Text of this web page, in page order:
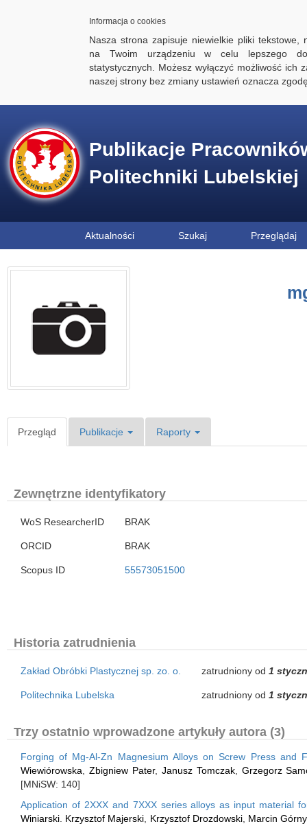
Informacja o cookies
Nasza strona zapisuje niewielkie pliki tekstowe,
na Twoim urządzeniu w celu lepszego
statystycznych. Możesz wyłączyć możliwość ich
naszej strony bez zmiany ustawień oznacza
Publikacje
Politechniki Lubelskiej
Aktualności Szukaj Przeglądaj
Przegląd Publikacje Raporty
Zewnętrzne identyfikatory
WoS ResearcherID BRAK
ORCID BRAK
Scopus ID 55573051500
Historia zatrudnienia
Zakład Obróbki Plastycznej sp. zo. o. zatrudniony od 1
Politechnika Lubelska zatrudniony od 1
Trzy ostatnio wprowadzone artykuły autora (3)
Forging of Mg-Al-Zn Magnesium Alloys on Screw Press and
Wiewiórowska
Zbigniew Pater, Janusz Tomczak, Grzegorz
[MNiSW: 140]
Application of 2XXX and 7XXX series alloys as input material
Winiarski Krzysztof Majerski Krzysztof Drozdowski, Marcin Górny